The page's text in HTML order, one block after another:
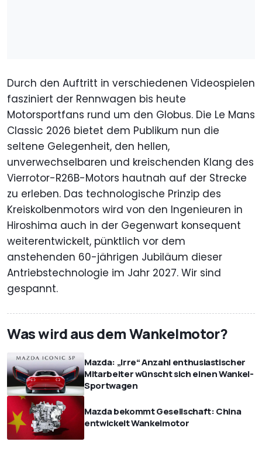
Durch den Auftritt in verschiedenen Videospielen
fasziniert der Rennwagen bis heute
Motorsportfans rund um den Globus. Die Le Mans
Classic 2026 bietet dem Publikum nun die
seltene Gelegenheit, den hellen,
unverwechselbaren und kreischenden Klang des
Vierrotor-R26B-Motors hautnah auf der Strecke
zu erleben. Das technologische Prinzip des
Kreiskolbenmotors wird von den Ingenieuren in
Hiroshima auch in der Gegenwart konsequent
weiterentwickelt, pünktlich vor dem
anstehenden 60-jährigen Jubiläum dieser
Antriebstechnologie im Jahr 2027. Wir sind
gespannt.
Was wird aus dem Wankelmotor?
Mazda: „Irre“ Anzahl enthusiastischer
Mitarbeiter wünscht sich einen Wankel-
Sportwagen
Mazda bekommt Gesellschaft: China
entwickelt Wankelmotor